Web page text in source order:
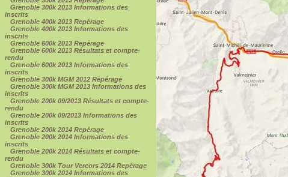
Grenoble 300k 2013 Informations des
inscrits
Grenoble 400k 2013 Repérage
Grenoble 400k 2013 Informations des
inscrits
Grenoble 600k 2013 Repérage
Grenoble 600k 2013 Résultats et compte-
rendu
Grenoble 600k 2013 Informations des
inscrits
Grenoble 300k MGM 2012 Repérage
Grenoble 300k MGM 2013 Informations des
inscrits
Grenoble 200k 09/2013 Résultats et compte-
rendu
Grenoble 200k 09/2013 Informations des
inscrits
Grenoble 200k 2014 Repérage
Grenoble 200k 2014 Informations des
inscrits
Grenoble 200k 2014 Résultats et compte-
rendu
Grenoble 300k Tour Vercors 2014 Repérage
Grenoble 300k 2014 Informations des